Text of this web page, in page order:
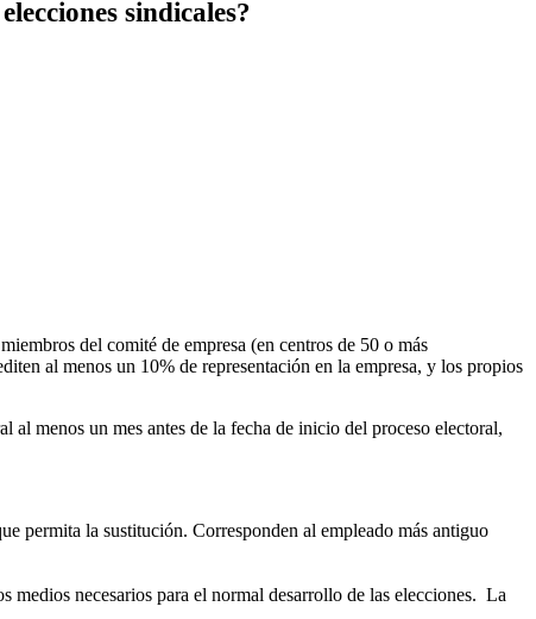
sindicales?
del comité de empresa (en centros de 50 o más
al menos un 10% de representación en la empresa, y los propios
al menos un mes antes de la fecha de inicio del proceso electoral,
permita la sustitución. Corresponden al empleado más antiguo
medios necesarios para el normal desarrollo de las elecciones. La